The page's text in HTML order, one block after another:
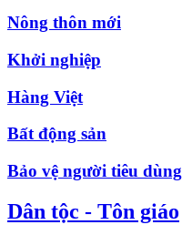
Nông thôn mới
Khởi nghiệp
Hàng Việt
Bất động sản
Bảo vệ người tiêu dùng
Dân tộc - Tôn giáo